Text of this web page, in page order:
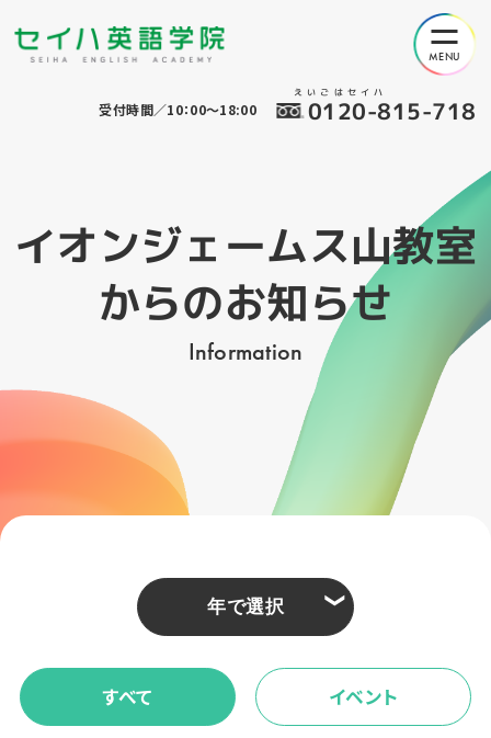
えいごはセイハ
0120-815-718
受付時間／10：00～18:00
イオンジェームス山教室
からのお知らせ
Information
❮
すべて イベント